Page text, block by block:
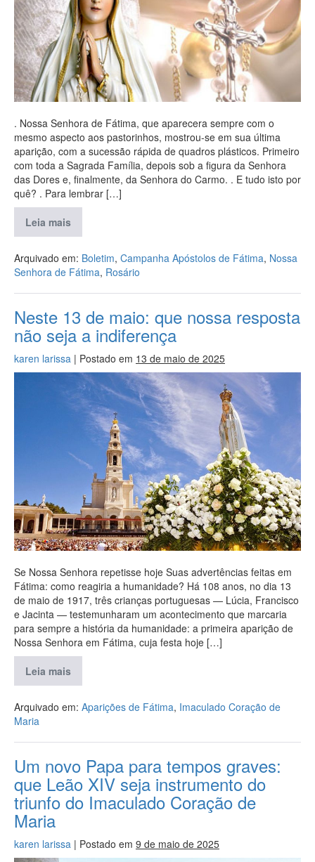
. Nossa Senhora de Fátima, que aparecera sempre com o
mesmo aspecto aos pastorinhos, mostrou-se em sua última
aparição, com a sucessão rápida de quadros plásticos. Primeiro
com toda a Sagrada Família, depois sob a figura da Senhora
das Dores e, finalmente, da Senhora do Carmo. . E tudo isto por
quê? . Para lembrar […]
Leia mais
Arquivado em: Boletim, Campanha Apóstolos de Fátima, Nossa
Senhora de Fátima, Rosário
Neste 13 de maio: que nossa resposta
não seja a indiferença
karen larissa | Postado em 13 de maio de 2025
Se Nossa Senhora repetisse hoje Suas advertências feitas em
Fátima: como reagiria a humanidade? Há 108 anos, no dia 13
de maio de 1917, três crianças portuguesas — Lúcia, Francisco
e Jacinta — testemunharam um acontecimento que marcaria
para sempre a história da humanidade: a primeira aparição de
Nossa Senhora em Fátima, cuja festa hoje […]
Leia mais
Arquivado em: Aparições de Fátima, Imaculado Coração de
Maria
Um novo Papa para tempos graves:
que Leão XIV seja instrumento do
triunfo do Imaculado Coração de
Maria
karen larissa | Postado em 9 de maio de 2025